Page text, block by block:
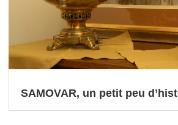
SAMOVAR, un petit peu